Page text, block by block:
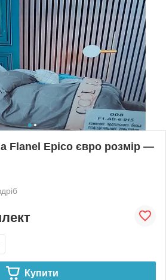
Flanel Epico євро розмір —
Купити